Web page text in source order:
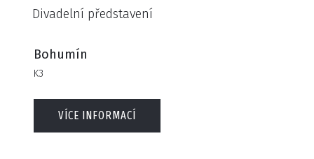
Divadelní představení
Bohumín
K3
VÍCE INFORMACÍ